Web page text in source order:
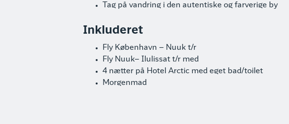
Tag på vandring i den autentiske og farverige by
Inkluderet
Fly København – Nuuk t/r
Fly Nuuk– Ilulissat t/r med
4 nætter på Hotel Arctic med eget bad/toilet
Morgenmad